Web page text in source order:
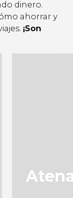
dinero.
ahorrar y
¡Son